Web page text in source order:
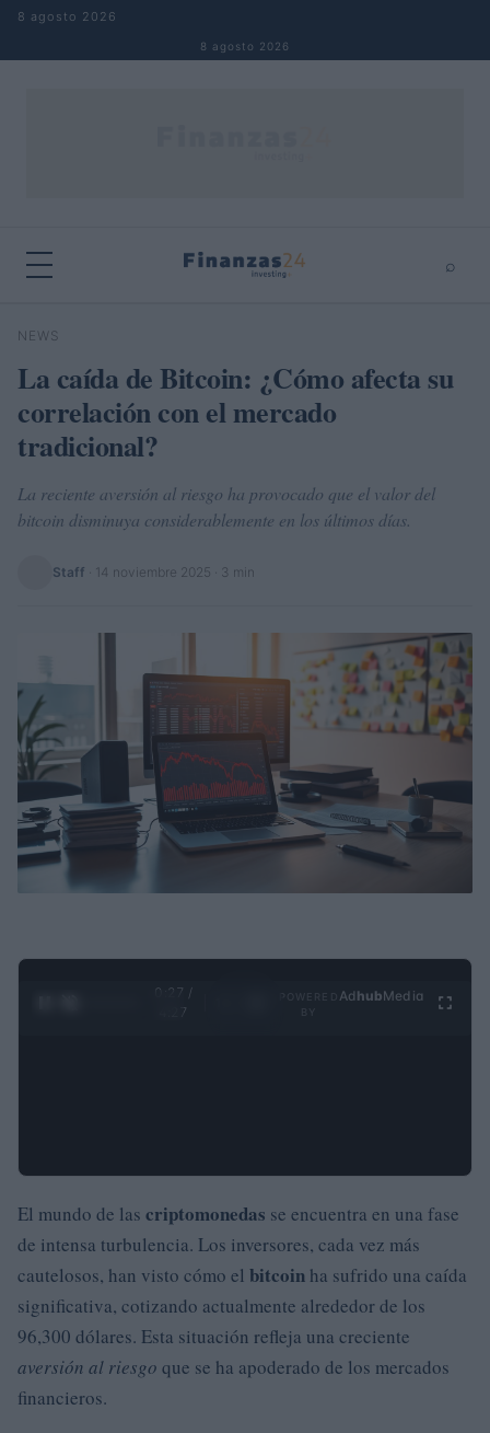
Saltar al contenido
8 agosto 2026
8 agosto 2026
⌕
Buscar
NEWS
La caída de Bitcoin: ¿Cómo afecta su
correlación con el mercado
tradicional?
La reciente aversión al riesgo ha provocado que el valor del
bitcoin disminuya considerablemente en los últimos días.
Staff 14 noviembre 2025 · 3 min
0:28 /
4:27
Ad hubMedia
El mundo de las criptomonedas se encuentra en una fase
de intensa turbulencia. Los inversores, cada vez más
cautelosos, han visto cómo el bitcoin ha sufrido una caída
significativa, cotizando actualmente alrededor de los
96,300 dólares. Esta situación refleja una creciente
aversión al riesgo que se ha apoderado de los mercados
financieros.